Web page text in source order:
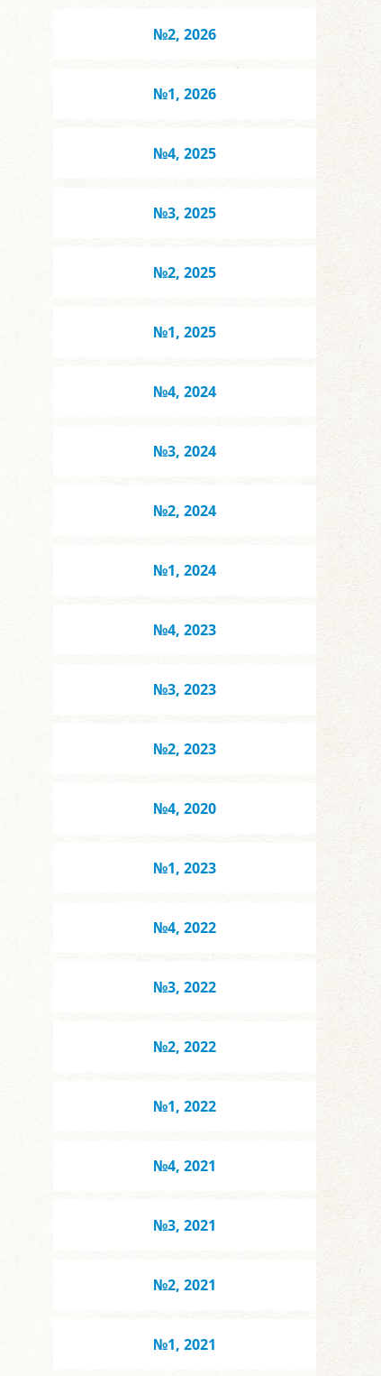
№2, 2026
№1, 2026
№4, 2025
№3, 2025
№2, 2025
№1, 2025
№4, 2024
№3, 2024
№2, 2024
№1, 2024
№4, 2023
№3, 2023
№2, 2023
№4, 2020
№1, 2023
№4, 2022
№3, 2022
№2, 2022
№1, 2022
№4, 2021
№3, 2021
№2, 2021
№1, 2021